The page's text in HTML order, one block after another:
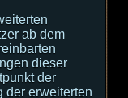
ab dem
dieser
der
der erweiterten